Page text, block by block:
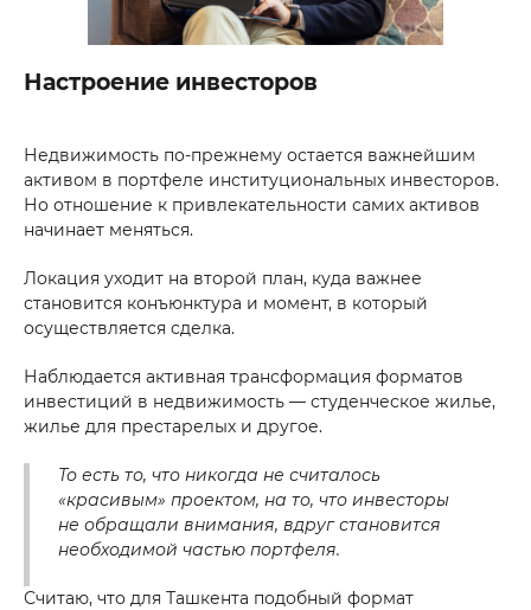
Настроение инвесторов
Недвижимость по-прежнему остается важнейшим
активом в портфеле институциональных инвесторов.
Но отношение к привлекательности самих активов
начинает меняться.
Локация уходит на второй план, куда важнее
становится конъюнктура и момент, в который
осуществляется сделка.
Наблюдается активная трансформация форматов
инвестиций в недвижимость — студенческое жилье,
жилье для престарелых и другое.
То есть то, что никогда не считалось
«красивым» проектом, на то, что инвесторы
не обращали внимания, вдруг становится
необходимой частью портфеля.
Считаю, что для Ташкента подобный формат